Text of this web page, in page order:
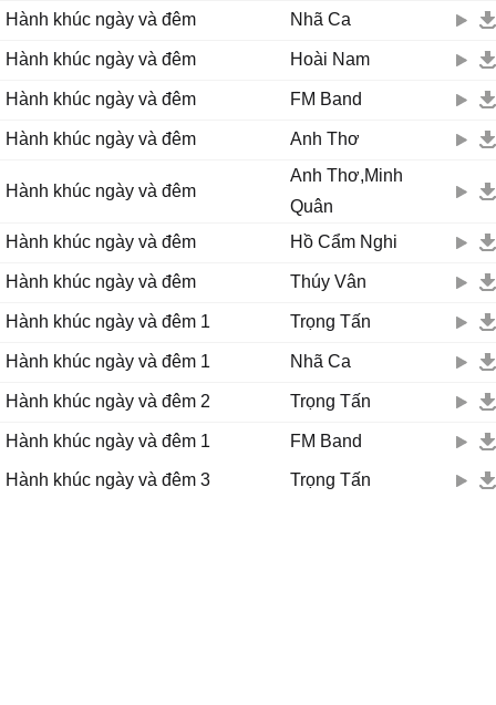
Ngày đêm ta bên nhau những năm dài chiến đấu.
Hành khúc ngày và đêm Nhã Ca
Hành khúc ngày và đêm Hoài Nam
Hành khúc ngày và đêm FM Band
Hành khúc ngày và đêm Anh Thơ
Hành khúc ngày và đêm
Anh Thơ,Minh
Quân
Hành khúc ngày và đêm
Hồ Cẩm Nghi
Hành khúc ngày và đêm Thúy Vân
Hành khúc ngày và đêm 1 Trọng Tấn
Hành khúc ngày và đêm 1 Nhã Ca
Hành khúc ngày và đêm 2 Trọng Tấn
Hành khúc ngày và đêm 1 FM Band
Hành khúc ngày và đêm 3 Trọng Tấn